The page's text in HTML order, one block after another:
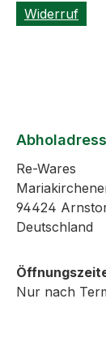
Widerruf
Re-Wares
94424
Deutschland
Nur nach